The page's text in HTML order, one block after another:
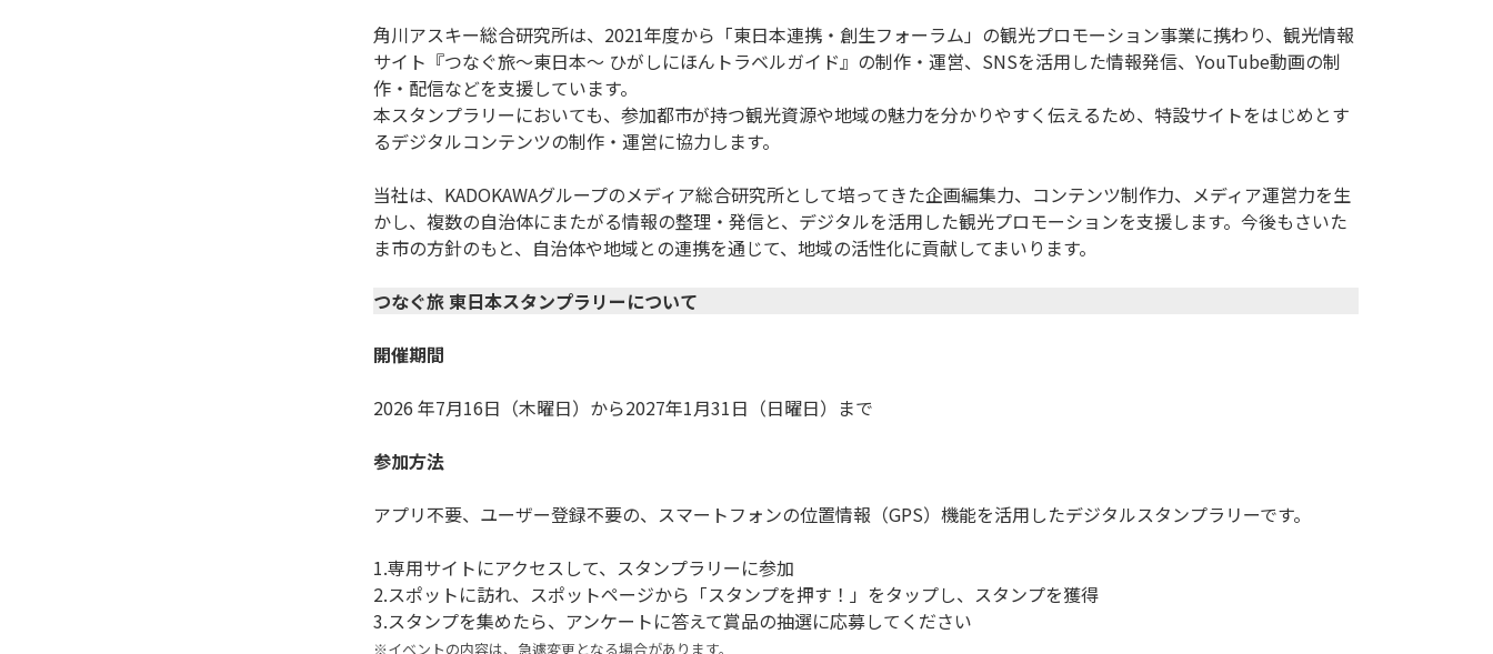
角川アスキー総合研究所は、2021年度から「東日本連携・創生フォーラム」の観光プロモーション事業に携わり、観光情報
サイト『つなぐ旅〜東日本〜 ひがしにほんトラベルガイド』の制作・運営、SNSを活用した情報発信、YouTube動画の制
作・配信などを支援しています。
本スタンプラリーにおいても、参加都市が持つ観光資源や地域の魅力を分かりやすく伝えるため、特設サイトをはじめとす
るデジタルコンテンツの制作・運営に協力します。
当社は、KADOKAWAグループのメディア総合研究所として培ってきた企画編集力、コンテンツ制作力、メディア運営力を生
かし、複数の自治体にまたがる情報の整理・発信と、デジタルを活用した観光プロモーションを支援します。今後もさいた
ま市の方針のもと、自治体や地域との連携を通じて、地域の活性化に貢献してまいります。
つなぐ旅 東日本スタンプラリーについて
開催期間
2026 年7月16日（木曜日）から2027年1月31日（日曜日）まで
参加方法
アプリ不要、ユーザー登録不要の、スマートフォンの位置情報（GPS）機能を活用したデジタルスタンプラリーです。
1.専用サイトにアクセスして、スタンプラリーに参加
2.スポットに訪れ、スポットページから「スタンプを押す！」をタップし、スタンプを獲得
※イベントの内容は、急遽変更となる場合があります。